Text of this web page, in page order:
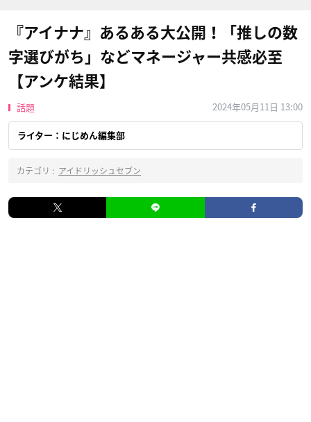
『アイナナ』あるある大公開！「推しの数
字選びがち」などマネージャー共感必至
【アンケ結果】
話題 2024年05月11日 13:00
ライター：にじめん編集部
カテゴリ : アイドリッシュセブン